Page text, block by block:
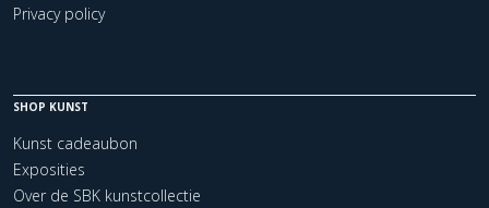
Privacy policy
SHOP KUNST
Kunst cadeaubon
Exposities
Over de SBK kunstcollectie